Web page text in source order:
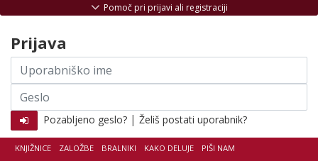
KNJIŽNICE ZALOŽBE BRALNIKI KAKO DELUJE PIŠI NAM
Pomoč pri prijavi ali registraciji
Prijava
Uporabniško
ime
Geslo
Pozabljeno geslo? | Želiš postati uporabnik?